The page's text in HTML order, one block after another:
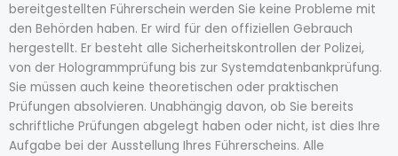
bereitgestellten Führerschein werden Sie keine Probleme mit
den Behörden haben. Er wird für den offiziellen Gebrauch
hergestellt. Er besteht alle Sicherheitskontrollen der Polizei,
von der Hologrammprüfung bis zur Systemdatenbankprüfung.
Sie müssen auch keine theoretischen oder praktischen
Prüfungen absolvieren. Unabhängig davon, ob Sie bereits
schriftliche Prüfungen abgelegt haben oder nicht, ist dies Ihre
Aufgabe bei der Ausstellung Ihres Führerscheins. Alle